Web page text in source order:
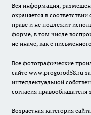
Вся информация,
охраняется в
праве и не подлежит
форме, в том числе
не иначе, как с
Все фотографические
сайте www.progorod58.ru
интеллектуальной
согласия правообладателя
Возрастная категория